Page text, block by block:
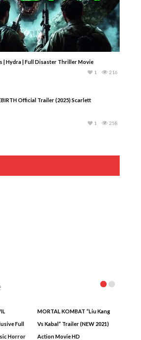
| Hydra | Full Disaster Thriller Movie
216
1
Official Trailer (2025) Scarlett
258
1
Full
Horror
MORTAL KOMBAT “Liu Kang
Vs Kabal” Trailer (NEW 2021)
Action Movie HD